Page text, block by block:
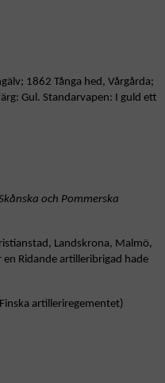
1862 Tånga hed, Vårgårda;
Gul. Standarvapen: I guld ett
och Pommerska
Landskrona, Malmö,
en Ridande artilleribrigad hade
artilleriregementet)